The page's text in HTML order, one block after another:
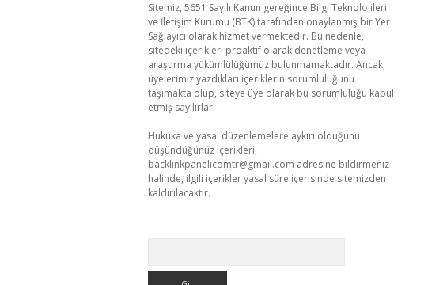
Sitemiz, 5651 Sayılı Kanun gereğince Bilgi Teknolojileri
ve İletişim Kurumu (BTK) tarafından onaylanmış bir Yer
Sağlayıcı olarak hizmet vermektedir. Bu nedenle,
sitedeki içerikleri proaktif olarak denetleme veya
araştırma yükümlülüğümüz bulunmamaktadır. Ancak,
üyelerimiz yazdıkları içeriklerin sorumluluğunu
taşımakta olup, siteye üye olarak bu sorumluluğu kabul
etmiş sayılırlar.
Hukuka ve yasal düzenlemelere aykırı olduğunu
düşündüğünüz içerikleri,
backlinkpanelicomtr@gmail.com adresine bildirmeniz
halinde, ilgili içerikler yasal süre içerisinde sitemizden
kaldırılacaktır.